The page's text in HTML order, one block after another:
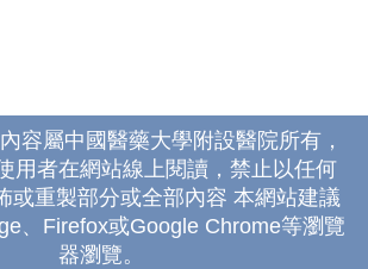
容屬中國醫藥大學附設醫院所有，
用者在網站線上閱讀，禁止以任何
或重製部分或全部內容 本網站建議
、Firefox或Google Chrome等瀏覽
器瀏覽。